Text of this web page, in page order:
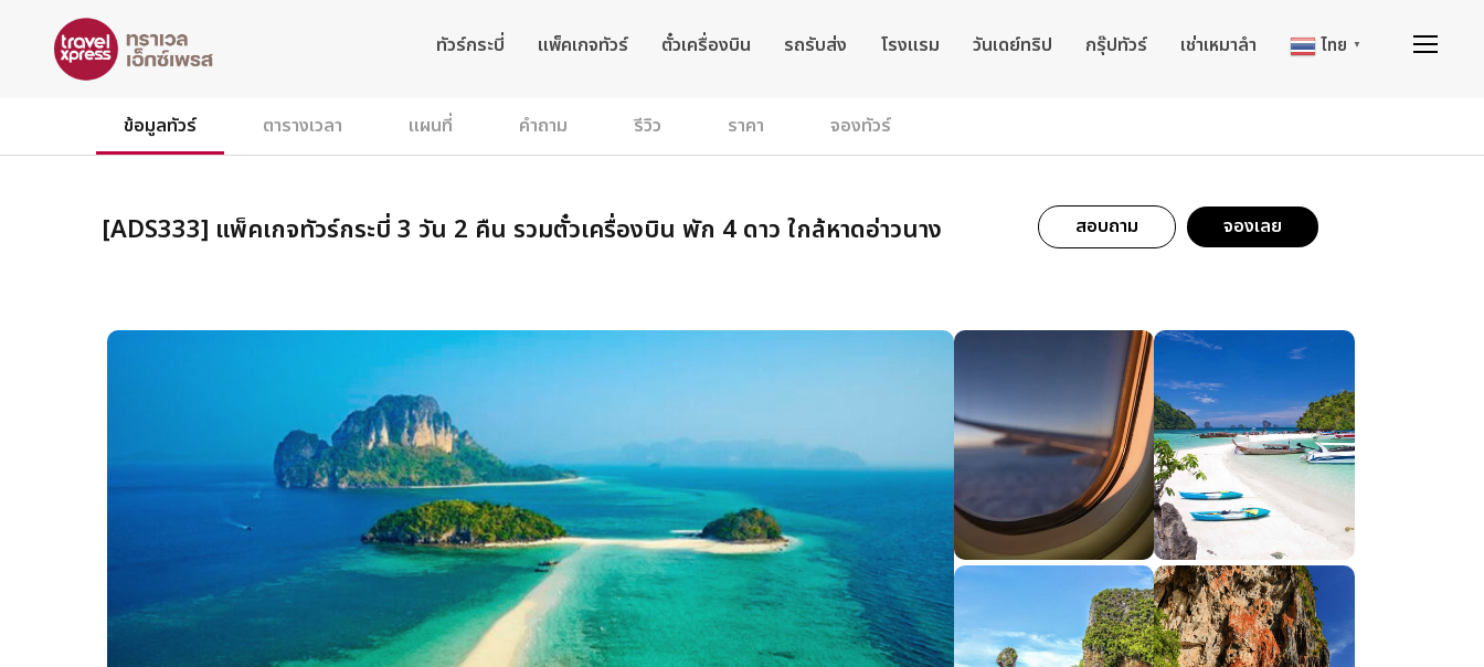
ทัวร์กระบี่ แพ็คเกจทัวร์ ตั๋วเครื่องบิน รถรับส่ง โรงแรม วันเดย์ทริป กรุ๊ปทัวร์ เช่าเหมาลำ ไทย ▼
ข้อมูลทัวร์ ตารางเวลา แผนที่ คำถาม รีวิว ราคา จองทัวร์
[ADS333] แพ็คเกจทัวร์กระบี่ 3 วัน 2 คืน รวมตั๋วเครื่องบิน พัก 4 ดาว ใกล้หาดอ่าวนาง สอบถาม จองเลย